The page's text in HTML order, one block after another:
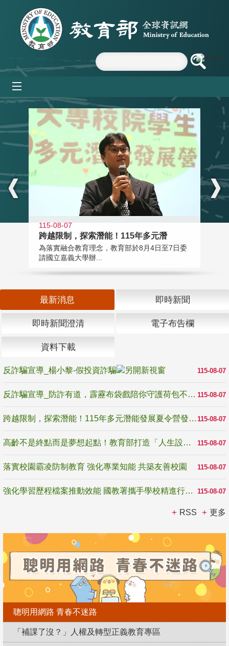
跳到主要內容區塊
:::
115-08-07
跨越限制，探索潛能！115年多元潛
為落實融合教育理念，教育部於8月4日至7日委
請國立嘉義大學辦...
最新消息 即時新聞
即時新聞澄清 電子布告欄
資料下載
115-08-07
反詐騙宣導_楊小黎-假投資詐騙
115-08-07
反詐騙宣導_防詐有道，霹靂布袋戲陪你守護荷包不受騙
115-08-07
跨越限制，探索潛能！115年多元潛能發展夏令營發掘生命無限可能
115-08-07
高齡不是終點而是夢想起點！教育部打造「人生設計夢工場」 參展第3屆高齡健康產業博覽會
115-08-07
落實校園霸凌防制教育 強化專業知能 共築友善校園
115-08-07
強化學習歷程檔案推動效能 國教署攜手學校精進行政與教學支持
RSS 更多
聰明用網路 青春不迷路
「補課了沒？」人權及轉型正義教育專區